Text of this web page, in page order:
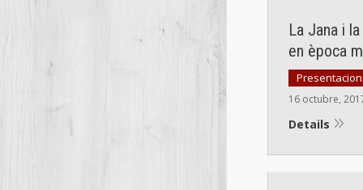
La Jana i
en època
16 octubre,
Details